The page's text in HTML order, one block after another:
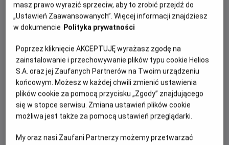
REŻYSERIA
Robert Zemeckis
SCENARIUSZ
Robert Zemeckis, Bob Gale
Christopher Lloyd, Michael J. Fox, Mary Steenburgen
WIĘCEJ SZCZEGÓŁÓW
OPIS WYDARZENIA
W trzeciej części serii „Powrót do przyszłości” bohater
Marty McFly (Michael J. Fox) musi cofnąć się w czasie do
Dzikiego Zachodu z 1885 roku, aby uratować swojego
przyjaciela, doktora Browna (Christopher Lloyd), który, jak
się dowiedział, czeka na śmiertelny pojedynek z jednym z
okrutnych przodków złoczyńcy Biffa. Tymczasem doktor
Steenburgen).
masz prawo wyrazić sprzeciw, aby to zrobić przejdź do
„Ustawień Zaawansowanych”. Więcej informacji znajdziesz
w dokumencie Polityka prywatności
Poprzez kliknięcie AKCEPTUJĘ wyrażasz zgodę na
zainstalowanie i przechowywanie plików typu cookie Helios
S.A. oraz jej Zaufanych Partnerów na Twoim urządzeniu
końcowym. Możesz w każdej chwili zmienić ustawienia
plików cookie za pomocą przycisku „Zgody” znajdującego
się w stopce serwisu. Zmiana ustawień plików cookie
możliwa jest także za pomocą ustawień przeglądarki.
My oraz nasi Zaufani Partnerzy możemy przetwarzać